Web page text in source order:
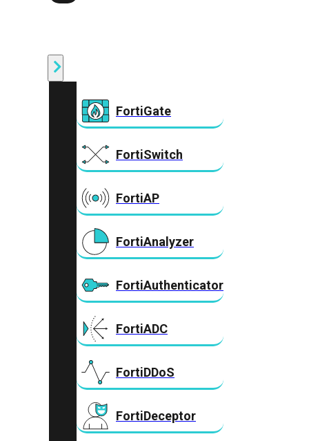
FortiGate
FortiSwitch
FortiAP
FortiAnalyzer
FortiAuthenticator
FortiADC
FortiDDoS
FortiDeceptor